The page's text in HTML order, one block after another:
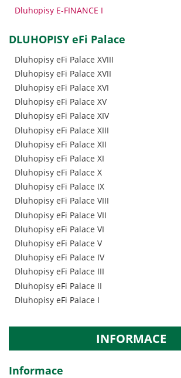
Dluhopisy E-FINANCE I
DLUHOPISY eFi Palace
Dluhopisy eFi Palace XVIII
Dluhopisy eFi Palace XVII
Dluhopisy eFi Palace XVI
Dluhopisy eFi Palace XV
Dluhopisy eFi Palace XIV
Dluhopisy eFi Palace XIII
Dluhopisy eFi Palace XII
Dluhopisy eFi Palace XI
Dluhopisy eFi Palace X
Dluhopisy eFi Palace IX
Dluhopisy eFi Palace VIII
Dluhopisy eFi Palace VII
Dluhopisy eFi Palace VI
Dluhopisy eFi Palace V
Dluhopisy eFi Palace IV
Dluhopisy eFi Palace III
Dluhopisy eFi Palace II
Dluhopisy eFi Palace I
INFORMACE
Informace